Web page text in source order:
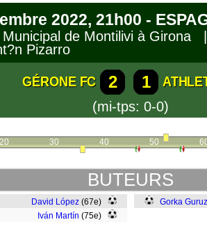
2022, 21h00 -
Municipal de Montilivi à
Pizarro
GÉRONE FC 2 1
(mi-tps: 0-0)
20 30 40 50
BUTEURS
David López (67e)
Iván Martín (75e)
Gorka